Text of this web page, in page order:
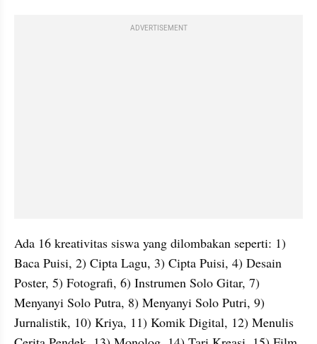
ADVERTISEMENT
Ada 16 kreativitas siswa yang dilombakan seperti: 1)
Baca Puisi, 2) Cipta Lagu, 3) Cipta Puisi, 4) Desain
Poster, 5) Fotografi, 6) Instrumen Solo Gitar, 7)
Menyanyi Solo Putra, 8) Menyanyi Solo Putri, 9)
Jurnalistik, 10) Kriya, 11) Komik Digital, 12) Menulis